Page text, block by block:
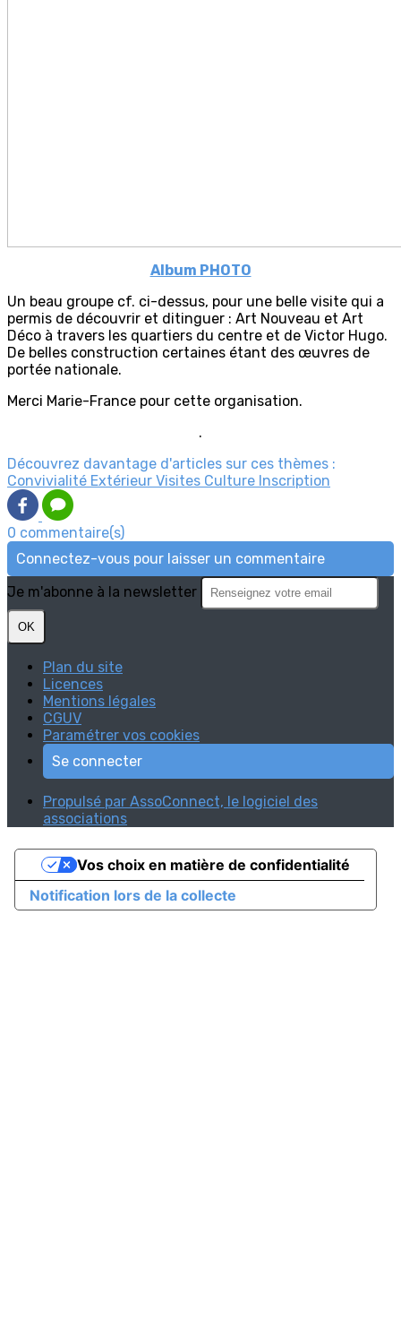
Album PHOTO
Un beau groupe cf. ci-dessus, pour une belle visite qui a
permis de découvrir et ditinguer : Art Nouveau et Art
Déco à travers les quartiers du centre et de Victor Hugo.
De belles construction certaines étant des œuvres de
portée nationale.
Merci Marie-France pour cette organisation.
.
Découvrez davantage d'articles sur ces thèmes :
Convivialité Extérieur Visites Culture Inscription
0 commentaire(s)
Connectez-vous pour laisser un commentaire
Je m'abonne à la newsletter
OK
Plan du site
Licences
Mentions légales
CGUV
Paramétrer vos cookies
Se connecter
Propulsé par AssoConnect, le logiciel des
associations
Notification lors de la collecte
Vos choix en matière de confidentialité